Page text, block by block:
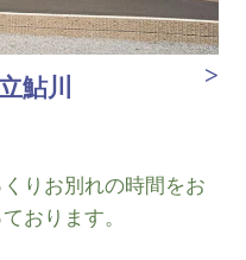
鮎川
りお別れの時間をお
おります。